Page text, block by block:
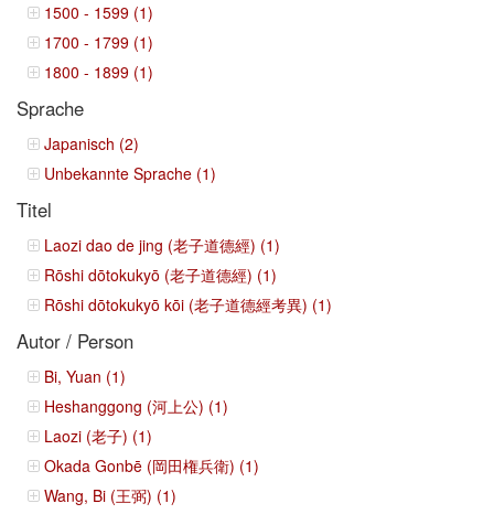
1500 - 1599 (1)
1700 - 1799 (1)
1800 - 1899 (1)
Sprache
Japanisch (2)
Unbekannte Sprache (1)
Titel
Laozi dao de jing (老子道德經) (1)
Rōshi dōtokukyō (老子道德經) (1)
Rōshi dōtokukyō kōi (老子道德經考異) (1)
Autor / Person
Bi, Yuan (1)
Heshanggong (河上公) (1)
Laozi (老子) (1)
Okada Gonbē (岡田権兵衛) (1)
Wang, Bi (王弼) (1)